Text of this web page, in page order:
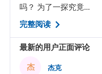
吗？ 为了一探究竟...
完整阅读
最新的用户正面评论
杰 杰克